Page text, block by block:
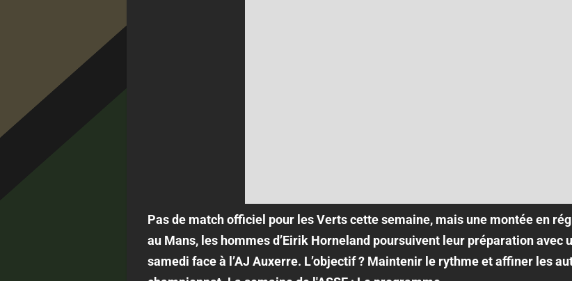
Pas de match officiel pour les Verts cette semaine, mais une montée en
au Mans, les hommes d’Eirik Horneland poursuivent leur préparation
samedi face à l’AJ Auxerre. L’objectif ? Maintenir le rythme et affiner les